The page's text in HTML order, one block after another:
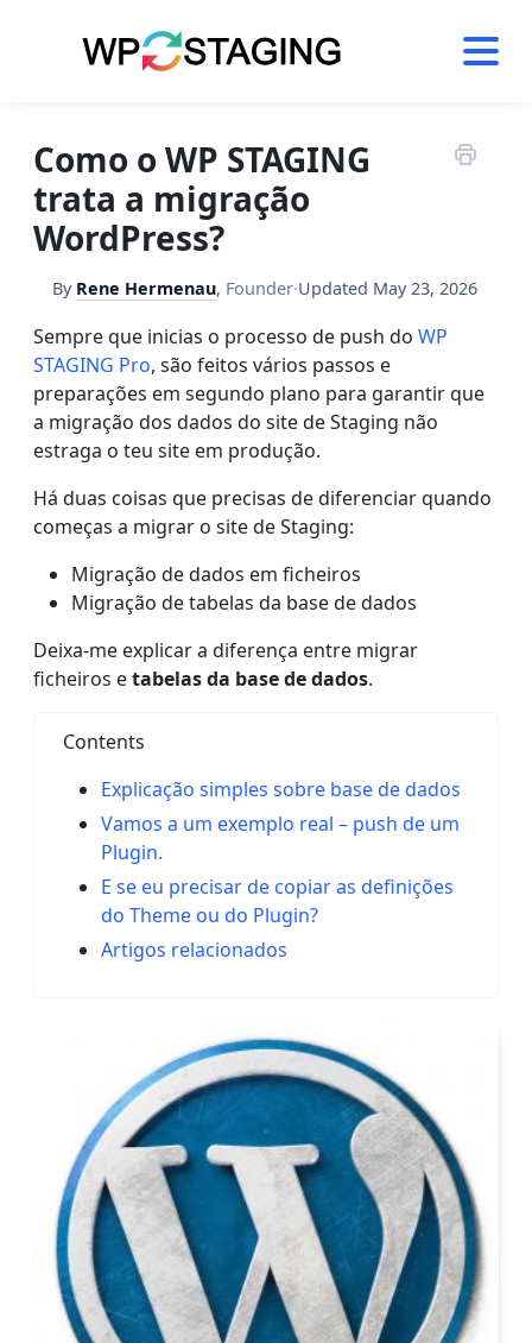
Como o WP STAGING
trata a migração
WordPress?
By Rene Hermenau, Founder·Updated May 23, 2026
Sempre que inicias o processo de push do WP
STAGING Pro, são feitos vários passos e
preparações em segundo plano para garantir que
a migração dos dados do site de Staging não
estraga o teu site em produção.
Há duas coisas que precisas de diferenciar quando
começas a migrar o site de Staging:
Migração de dados em ficheiros
Migração de tabelas da base de dados
Deixa-me explicar a diferença entre migrar
ficheiros etabelas da base de dados.
Contents
Explicação simples sobre base de dados
Vamos a um exemplo real – push de um
Plugin.
E se eu precisar de copiar as definições
do Theme ou do Plugin?
Artigos relacionados